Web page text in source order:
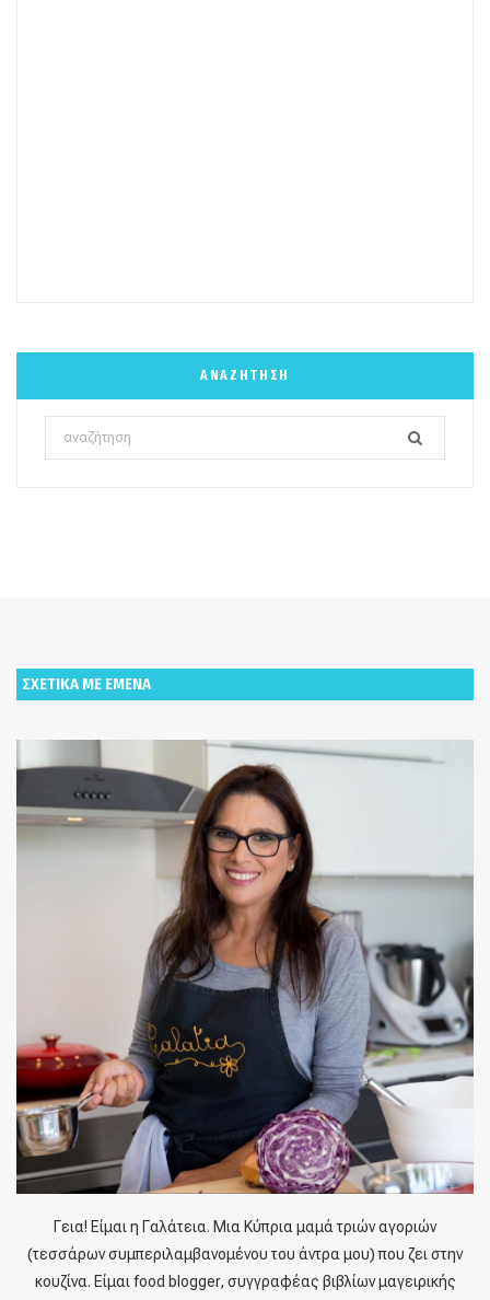
ΑΝΑΖΉΤΗΣΗ
Search
for:
ΣΧΕΤΙΚΑ ΜΕ ΕΜΕΝΑ
Γεια! Είμαι η Γαλάτεια. Μια Κύπρια μαμά τριών αγοριών
(τεσσάρων συμπεριλαμβανομένου του άντρα μου) που ζει στην
κουζίνα. Είμαι food blogger, συγγραφέας βιβλίων μαγειρικής